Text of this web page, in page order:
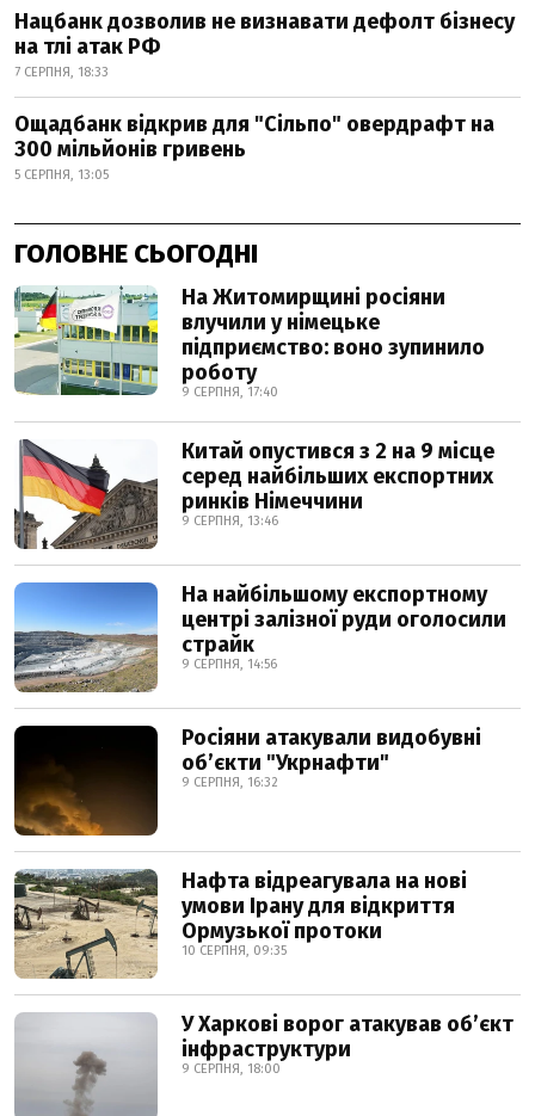
Нацбанк дозволив не визнавати дефолт бізнесу
на тлі атак РФ
7 СЕРПНЯ, 18:33
Ощадбанк відкрив для "Сільпо" овердрафт на
300 мільйонів гривень
5 СЕРПНЯ, 13:05
ГОЛОВНЕ СЬОГОДНІ
На Житомирщині росіяни
влучили у німецьке
підприємство: воно зупинило
роботу
9 СЕРПНЯ, 17:40
Китай опустився з 2 на 9 місце
серед найбільших експортних
ринків Німеччини
9 СЕРПНЯ, 13:46
На найбільшому експортному
центрі залізної руди оголосили
страйк
9 СЕРПНЯ, 14:56
Росіяни атакували видобувні
обʼєкти "Укрнафти"
9 СЕРПНЯ, 16:32
Нафта відреагувала на нові
умови Ірану для відкриття
Ормузької протоки
10 СЕРПНЯ, 09:35
У Харкові ворог атакував обʼєкт
інфраструктури
9 СЕРПНЯ, 18:00